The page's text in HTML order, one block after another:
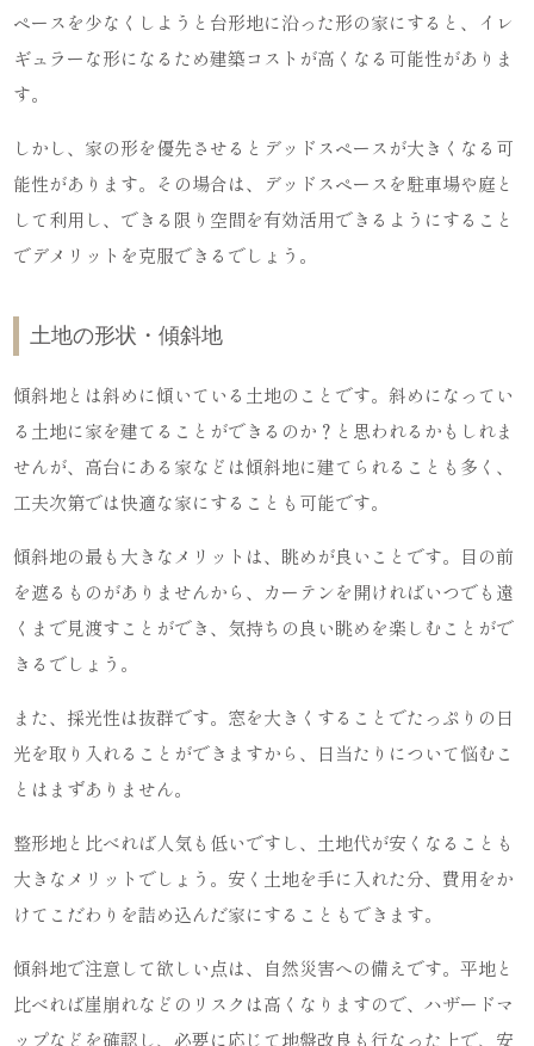
ペースを少なくしようと台形地に沿った形の家にすると、イレ
ギュラーな形になるため建築コストが高くなる可能性がありま
す。
しかし、家の形を優先させるとデッドスペースが大きくなる可
能性があります。その場合は、デッドスペースを駐車場や庭と
して利用し、できる限り空間を有効活用できるようにすること
でデメリットを克服できるでしょう。
土地の形状・傾斜地
傾斜地とは斜めに傾いている土地のことです。斜めになってい
る土地に家を建てることができるのか？と思われるかもしれま
せんが、高台にある家などは傾斜地に建てられることも多く、
工夫次第では快適な家にすることも可能です。
傾斜地の最も大きなメリットは、眺めが良いことです。目の前
を遮るものがありませんから、カーテンを開ければいつでも遠
くまで見渡すことができ、気持ちの良い眺めを楽しむことがで
きるでしょう。
また、採光性は抜群です。窓を大きくすることでたっぷりの日
光を取り入れることができますから、日当たりについて悩むこ
とはまずありません。
整形地と比べれば人気も低いですし、土地代が安くなることも
大きなメリットでしょう。安く土地を手に入れた分、費用をか
けてこだわりを詰め込んだ家にすることもできます。
傾斜地で注意して欲しい点は、自然災害への備えです。平地と
比べれば崖崩れなどのリスクは高くなりますので、ハザードマ
ップなどを確認し、必要に応じて地盤改良も行なった上で、安